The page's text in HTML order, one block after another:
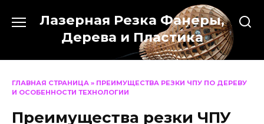
содержанию
Лазерная Резка Фанеры,
Дерева и Пластика
ГЛАВНАЯ СТРАНИЦА » ПРЕИМУЩЕСТВА РЕЗКИ ЧПУ ПО ДЕРЕВУ
И ОСОБЕННОСТИ ТЕХНОЛОГИИ
Преимущества резки ЧПУ